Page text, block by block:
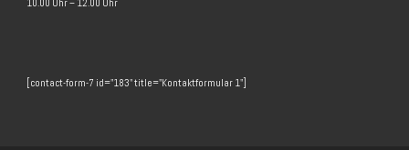
10.00 Uhr – 12.00 Uhr
[contact-form-7 id="183" title="Kontaktformular 1"]